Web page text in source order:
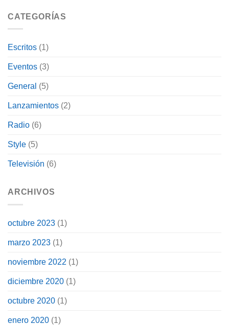
CATEGORÍAS
Escritos (1)
Eventos (3)
General (5)
Lanzamientos (2)
Radio (6)
Style (5)
Televisión (6)
ARCHIVOS
octubre 2023 (1)
marzo 2023 (1)
noviembre 2022 (1)
diciembre 2020 (1)
octubre 2020 (1)
enero 2020 (1)